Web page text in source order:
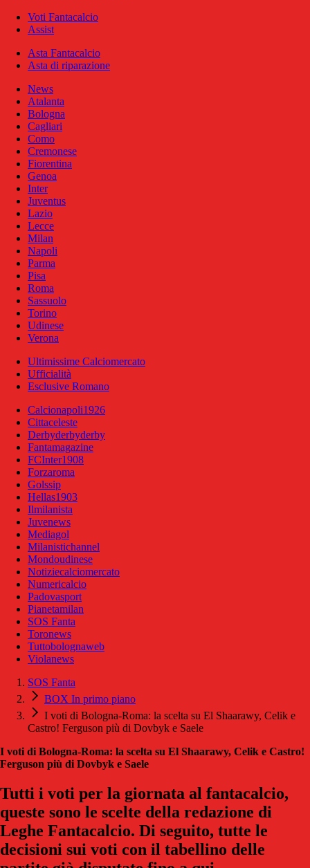
Voti Fantacalcio
Assist
Asta Fantacalcio
Asta di riparazione
News
Atalanta
Bologna
Cagliari
Como
Cremonese
Fiorentina
Genoa
Inter
Juventus
Lazio
Lecce
Milan
Napoli
Parma
Pisa
Roma
Sassuolo
Torino
Udinese
Verona
Ultimissime Calciomercato
Ufficialità
Esclusive Romano
Calcionapoli1926
Cittaceleste
Derbyderbyderby
Fantamagazine
FCInter1908
Forzaroma
Golssip
Hellas1903
Ilmilanista
Juvenews
Mediagol
Milanistichannel
Mondoudinese
Notiziecalciomercato
Numericalcio
Padovasport
Pianetamilan
SOS Fanta
Toronews
Tuttobolognaweb
Violanews
SOS Fanta
BOX In primo piano
I voti di Bologna-Roma: la scelta su El Shaarawy, Celik e
Castro! Ferguson più di Dovbyk e Saele
I voti di Bologna-Roma: la scelta su El Shaarawy, Celik e Castro!
Ferguson più di Dovbyk e Saele
Tutti i voti per la giornata al fantacalcio,
queste sono le scelte della redazione di
Leghe Fantacalcio. Di seguito, tutte le
decisioni sui voti con il tabellino delle